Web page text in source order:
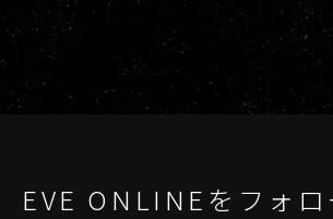
EVE ONLINEをフォロ